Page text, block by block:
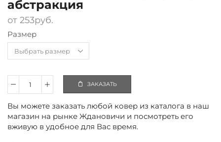
абстракция
от 253руб.
Размер
Количество
полипропиленовый
бежево-
коричневый,
серый,
ЗАКАЗАТЬ
Вы можете заказать любой ковер из каталога в наш
магазин на рынке Ждановичи и посмотреть его
вживую в удобное для Вас время.